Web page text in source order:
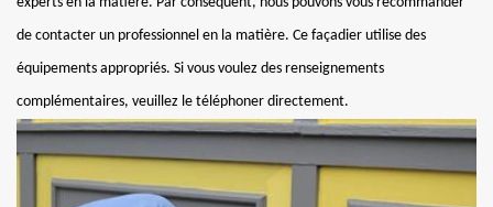
de contacter un professionnel en la matière. Ce façadier utilise des
équipements appropriés. Si vous voulez des renseignements
complémentaires, veuillez le téléphoner directement.